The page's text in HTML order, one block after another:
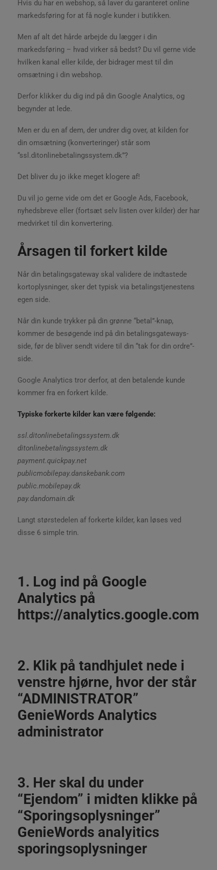
Hvis du har en webshop, så laver du garanteret online
markedsføring for at få nogle kunder i butikken.
Men af alt det hårde arbejde du lægger i din
markedsføring – hvad virker så bedst? Du vil gerne vide
hvilken kanal eller kilde, der bidrager mest til din
omsætning i din webshop.
Derfor klikker du dig ind på din Google Analytics, og
begynder at lede.
Men er du en af dem, der undrer dig over, at kilden for
din omsætning (konverteringer) står som
“ssl.ditonlinebetalingssystem.dk”?
Det bliver du jo ikke meget klogere af!
Du vil jo gerne vide om det er Google Ads, Facebook,
nyhedsbreve eller (fortsæt selv listen over kilder) der har
medvirket til din konvertering.
Årsagen til forkert kilde
Når din betalingsgateway skal validere de indtastede
kortoplysninger, sker det typisk via betalingstjenestens
egen side.
Når din kunde trykker på din grønne “betal”-knap,
kommer de besøgende ind på din betalingsgateways-
side, før de bliver sendt videre til din “tak for din ordre”-
side.
Google Analytics tror derfor, at den betalende kunde
kommer fra en forkert kilde.
Typiske forkerte kilder kan være følgende:
ssl.ditonlinebetalingssystem.dk
ditonlinebetalingssystem.dk
payment.quickpay.net
publicmobilepay.danskebank.com
public.mobilepay.dk
pay.dandomain.dk
Langt størstedelen af forkerte kilder, kan løses ved
disse 6 simple trin.
1. Log ind på Google
Analytics på
https://analytics.google.com
2. Klik på tandhjulet nede i
venstre hjørne, hvor der står
“ADMINISTRATOR”
GenieWords Analytics
administrator
3. Her skal du under
“Ejendom” i midten klikke på
“Sporingsoplysninger”
GenieWords analyitics
sporingsoplysninger